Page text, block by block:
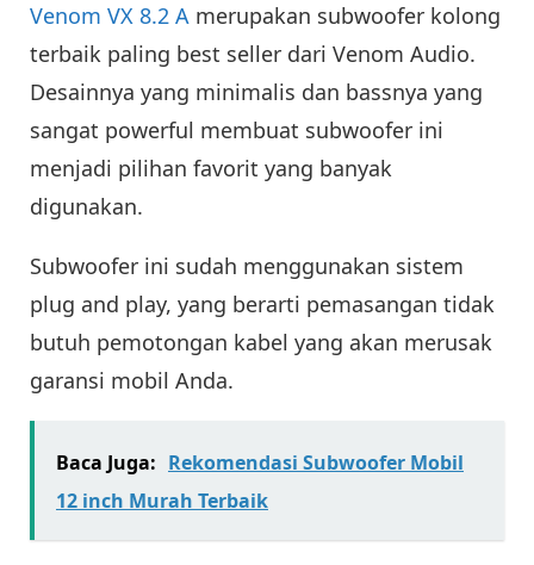
Venom VX 8.2 A merupakan subwoofer kolong
terbaik paling best seller dari Venom Audio.
Desainnya yang minimalis dan bassnya yang
sangat powerful membuat subwoofer ini
menjadi pilihan favorit yang banyak
digunakan.
Subwoofer ini sudah menggunakan sistem
plug and play, yang berarti pemasangan tidak
butuh pemotongan kabel yang akan merusak
garansi mobil Anda.
Baca Juga: Rekomendasi Subwoofer Mobil
12 inch Murah Terbaik